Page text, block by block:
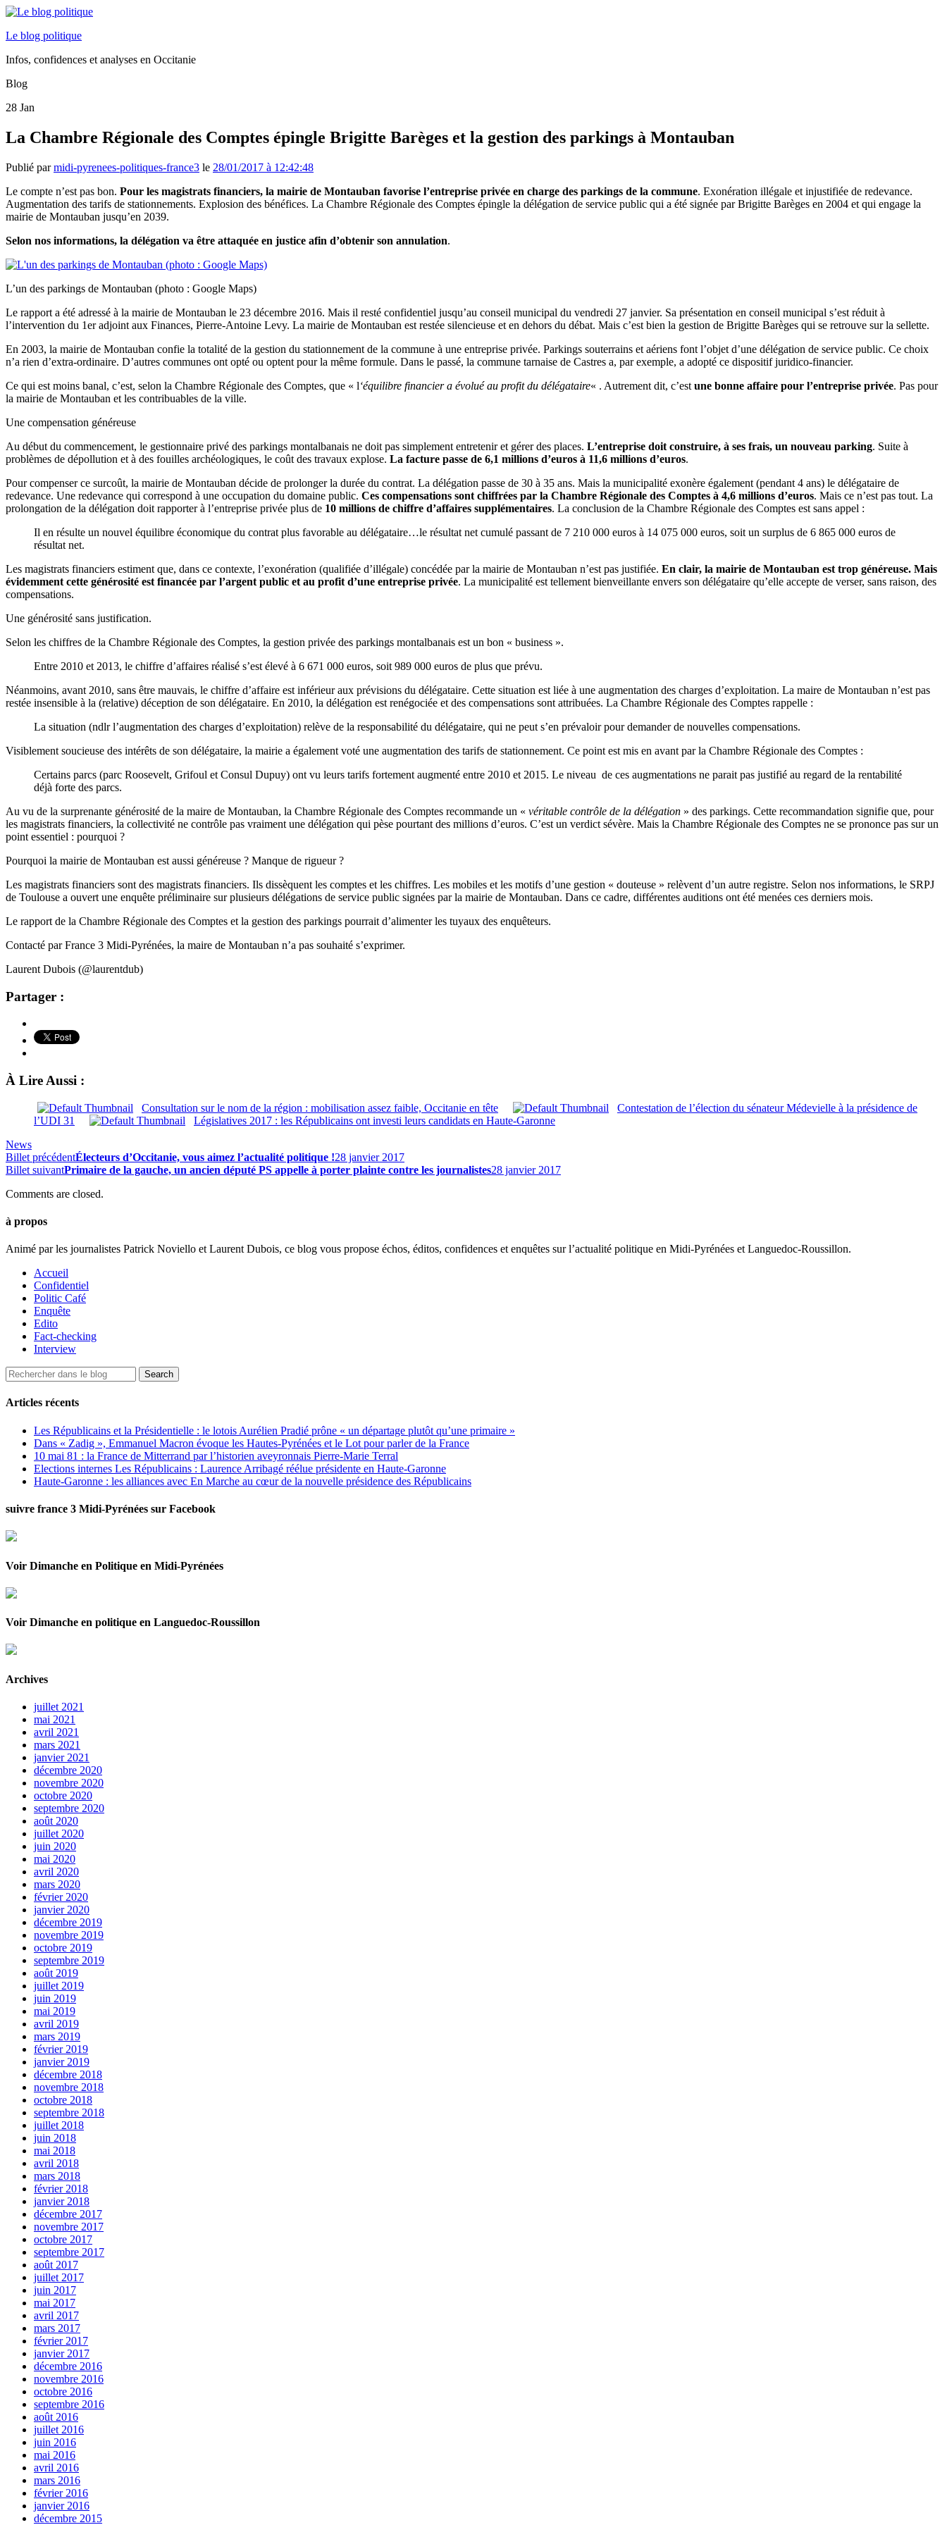
Le blog politique
Infos, confidences et analyses en Occitanie
Blog
28 Jan
La Chambre Régionale des Comptes épingle Brigitte Barèges et la gestion des parkings à Montauban
Publié parmidi-pyrenees-politiques-france3 le 28/01/2017 à 12:42:48
Le compte n’est pas bon. Pour les magistrats financiers, la mairie de Montauban favorise l’entreprise privée en charge des parkings de la commune. Exonération illégale et injustifiée de redevance.
Augmentation des tarifs de stationnements. Explosion des bénéfices. La Chambre Régionale des Comptes épingle la délégation de service public qui a été signée par Brigitte Barèges en 2004 et qui engage la
mairie de Montauban jusqu’en 2039.
Selon nos informations, la délégation va être attaquée en justice afin d’obtenir son annulation.
L’un des parkings de Montauban (photo : Google Maps)
Le rapport a été adressé à la mairie de Montauban le 23 décembre 2016. Mais il resté confidentiel jusqu’au conseil municipal du vendredi 27 janvier. Sa présentation en conseil municipal s’est réduit à
l’intervention du 1er adjoint aux Finances, Pierre-Antoine Levy. La mairie de Montauban est restée silencieuse et en dehors du débat. Mais c’est bien la gestion de Brigitte Barèges qui se retrouve sur la sellette.
En 2003, la mairie de Montauban confie la totalité de la gestion du stationnement de la commune à une entreprise privée. Parkings souterrains et aériens font l’objet d’une délégation de service public. Ce choix
n’a rien d’extra-ordinaire. D’autres communes ont opté ou optent pour la même formule. Dans le passé, la commune tarnaise de Castres a, par exemple, a adopté ce dispositif juridico-financier.
Ce qui est moins banal, c’est, selon la Chambre Régionale des Comptes, que « l‘équilibre financier a évolué au profit du délégataire« . Autrement dit, c’est une bonne affaire pour l’entreprise privée. Pas pour
la mairie de Montauban et les contribuables de la ville.
Une compensation généreuse
Au début du commencement, le gestionnaire privé des parkings montalbanais ne doit pas simplement entretenir et gérer des places. L’entreprise doit construire, à ses frais, un nouveau parking. Suite à
problèmes de dépollution et à des fouilles archéologiques, le coût des travaux explose. La facture passe de 6,1 millions d’euros à 11,6 millions d’euros.
Pour compenser ce surcoût, la mairie de Montauban décide de prolonger la durée du contrat. La délégation passe de 30 à 35 ans. Mais la municipalité exonère également (pendant 4 ans) le délégataire de
redevance. Une redevance qui correspond à une occupation du domaine public. Ces compensations sont chiffrées par la Chambre Régionale des Comptes à 4,6 millions d’euros. Mais ce n’est pas tout. La
prolongation de la délégation doit rapporter à l’entreprise privée plus de 10 millions de chiffre d’affaires supplémentaires. La conclusion de la Chambre Régionale des Comptes est sans appel :
Il en résulte un nouvel équilibre économique du contrat plus favorable au délégataire…le résultat net cumulé passant de 7 210 000 euros à 14 075 000 euros, soit un surplus de 6 865 000 euros de
résultat net.
Les magistrats financiers estiment que, dans ce contexte, l’exonération (qualifiée d’illégale) concédée par la mairie de Montauban n’est pas justifiée. En clair, la mairie de Montauban est trop généreuse. Mais
évidemment cette générosité est financée par l’argent public et au profit d’une entreprise privée. La municipalité est tellement bienveillante envers son délégataire qu’elle accepte de verser, sans raison, des
compensations.
Une générosité sans justification.
Selon les chiffres de la Chambre Régionale des Comptes, la gestion privée des parkings montalbanais est un bon « business ».
Entre 2010 et 2013, le chiffre d’affaires réalisé s’est élevé à 6 671 000 euros, soit 989 000 euros de plus que prévu.
Néanmoins, avant 2010, sans être mauvais, le chiffre d’affaire est inférieur aux prévisions du délégataire. Cette situation est liée à une augmentation des charges d’exploitation. La maire de Montauban n’est pas
restée insensible à la (relative) déception de son délégataire. En 2010, la délégation est renégociée et des compensations sont attribuées. La Chambre Régionale des Comptes rappelle :
La situation (ndlr l’augmentation des charges d’exploitation) relève de la responsabilité du délégataire, qui ne peut s’en prévaloir pour demander de nouvelles compensations.
Visiblement soucieuse des intérêts de son délégataire, la mairie a également voté une augmentation des tarifs de stationnement. Ce point est mis en avant par la Chambre Régionale des Comptes :
Certains parcs (parc Roosevelt, Grifoul et Consul Dupuy) ont vu leurs tarifs fortement augmenté entre 2010 et 2015. Le niveau de ces augmentations ne parait pas justifié au regard de la rentabilité
déjà forte des parcs.
Au vu de la surprenante générosité de la maire de Montauban, la Chambre Régionale des Comptes recommande un « véritable contrôle de la délégation » des parkings. Cette recommandation signifie que, pour
les magistrats financiers, la collectivité ne contrôle pas vraiment une délégation qui pèse pourtant des millions d’euros. C’est un verdict sévère. Mais la Chambre Régionale des Comptes ne se prononce pas sur un
point essentiel : pourquoi ?
Pourquoi la mairie de Montauban est aussi généreuse ? Manque de rigueur ?
Les magistrats financiers sont des magistrats financiers. Ils dissèquent les comptes et les chiffres. Les mobiles et les motifs d’une gestion « douteuse » relèvent d’un autre registre. Selon nos informations, le SRPJ
de Toulouse a ouvert une enquête préliminaire sur plusieurs délégations de service public signées par la mairie de Montauban. Dans ce cadre, différentes auditions ont été menées ces derniers mois.
Le rapport de la Chambre Régionale des Comptes et la gestion des parkings pourrait d’alimenter les tuyaux des enquêteurs.
Contacté par France 3 Midi-Pyrénées, la maire de Montauban n’a pas souhaité s’exprimer.
Laurent Dubois (@laurentdub)
Partager :
À Lire Aussi :
Consultation sur le nom de la région : mobilisation assez faible, Occitanie en tête
Contestation de l’élection du sénateur Médevielle à la présidence de
l’UDI 31
Législatives 2017 : les Républicains ont investi leurs candidats en Haute-Garonne
News
Billet précédentÉlecteurs d’Occitanie, vous aimez l’actualité politique !28 janvier 2017
Billet suivantPrimaire de la gauche, un ancien député PS appelle à porter plainte contre les journalistes28 janvier 2017
Comments are closed.
à propos
Animé par les journalistes Patrick Noviello et Laurent Dubois, ce blog vous propose échos, éditos, confidences et enquêtes sur l’actualité politique en Midi-Pyrénées et Languedoc-Roussillon.
Accueil
Confidentiel
Politic Café
Enquête
Edito
Fact-checking
Interview
Articles récents
Les Républicains et la Présidentielle : le lotois Aurélien Pradié prône « un départage plutôt qu’une primaire »
Dans « Zadig », Emmanuel Macron évoque les Hautes-Pyrénées et le Lot pour parler de la France
10 mai 81 : la France de Mitterrand par l’historien aveyronnais Pierre-Marie Terral
Elections internes Les Républicains : Laurence Arribagé réélue présidente en Haute-Garonne
Haute-Garonne : les alliances avec En Marche au cœur de la nouvelle présidence des Républicains
suivre france 3 Midi-Pyrénées sur Facebook
Voir Dimanche en Politique en Midi-Pyrénées
Voir Dimanche en politique en Languedoc-Roussillon
Archives
juillet 2021
mai 2021
avril 2021
mars 2021
janvier 2021
décembre 2020
novembre 2020
octobre 2020
septembre 2020
août 2020
juillet 2020
juin 2020
mai 2020
avril 2020
mars 2020
février 2020
janvier 2020
décembre 2019
novembre 2019
octobre 2019
septembre 2019
août 2019
juillet 2019
juin 2019
mai 2019
avril 2019
mars 2019
février 2019
janvier 2019
décembre 2018
novembre 2018
octobre 2018
septembre 2018
juillet 2018
juin 2018
mai 2018
avril 2018
mars 2018
février 2018
janvier 2018
décembre 2017
novembre 2017
octobre 2017
septembre 2017
août 2017
juillet 2017
juin 2017
mai 2017
avril 2017
mars 2017
février 2017
janvier 2017
décembre 2016
novembre 2016
octobre 2016
septembre 2016
août 2016
juillet 2016
juin 2016
mai 2016
avril 2016
mars 2016
février 2016
janvier 2016
décembre 2015